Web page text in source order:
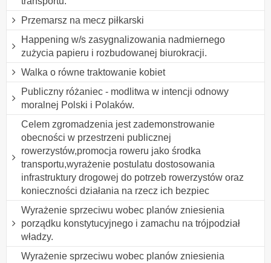
Przemarsz na mecz piłkarski
Happening w/s zasygnalizowania nadmiernego
zużycia papieru i rozbudowanej biurokracji.
Walka o równe traktowanie kobiet
Publiczny różaniec - modlitwa w intencji odnowy
moralnej Polski i Polaków.
Celem zgromadzenia jest zademonstrowanie
obecności w przestrzeni publicznej
rowerzystów,promocja roweru jako środka
transportu,wyrażenie postulatu dostosowania
infrastruktury drogowej do potrzeb rowerzystów oraz
konieczności działania na rzecz ich bezpiec
Wyrażenie sprzeciwu wobec planów zniesienia
porządku konstytucyjnego i zamachu na trójpodział
władzy.
Wyrażenie sprzeciwu wobec planów zniesienia